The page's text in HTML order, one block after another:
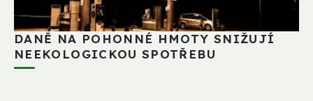
DANĚ NA POHONNÉ HMOTY SNIŽUJÍ
NEEKOLOGICKOU SPOTŘEBU